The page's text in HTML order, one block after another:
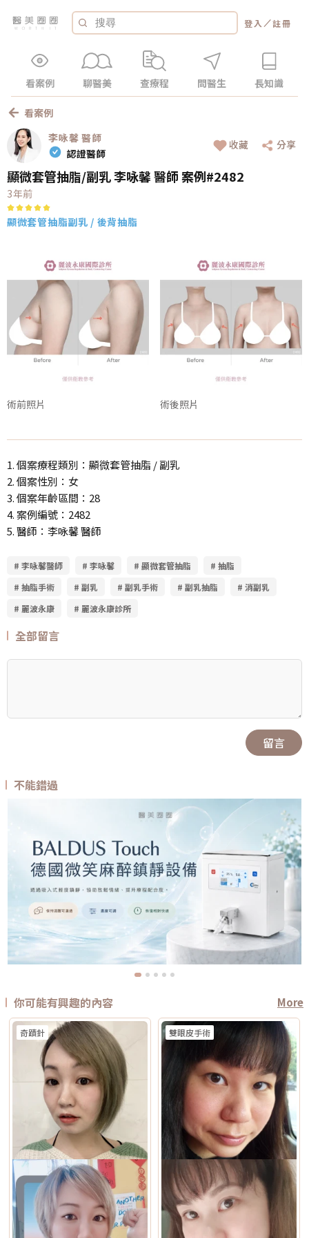
登入 ／註冊
看案例 聊醫美 查療程 問醫生 長知識
看案例
李咏馨 醫師
認證醫師
收藏 分享
顯微套管抽脂/副乳 李咏馨 醫師 案例#2482
3年前
顯微套管抽脂副乳 / 後背抽脂
術前照片 術後照片
1. 個案療程類別：顯微套管抽脂 / 副乳
2. 個案性別：女
3. 個案年齡區間：28
4. 案例編號：2482
5. 醫師：李咏馨 醫師
# 李咏馨醫師 # 李咏馨 # 顯微套管抽脂
# 抽脂
# 抽脂手術
# 副乳 # 副乳手術 # 副乳抽脂
# 消副乳
# 麗波永康
# 麗波永康診所
全部留言
留言
不能錯過
你可能有興趣的內容 More
奇蹟針 雙眼皮手術